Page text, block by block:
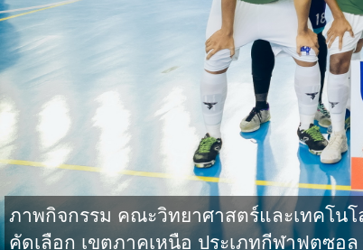
ภาพกิจกรรม คณะวิทยาศาสตร์และเทคโน
คัดเลือก เขตภาคเหนือ ประเภทกีฬาฟุตซอล